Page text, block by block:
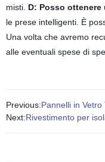
misti. D: Posso
le prese intelligenti. È
Una volta che avremo
alle eventuali spese di
Previous:Pannelli in
Next:Rivestimento per